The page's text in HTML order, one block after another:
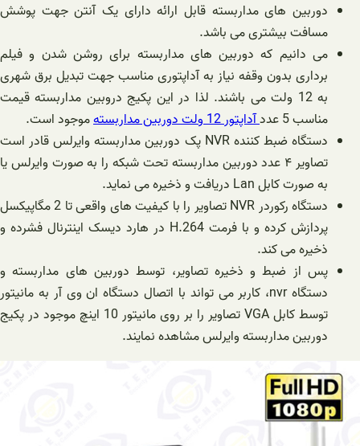
دوربین های مداربسته قابل ارائه دارای یک آنتن جهت پوشش
مسافت بیشتری می باشد.
می دانیم که دوربین های مداربسته برای روشن شدن و فیلم
برداری بدون وقفه نیاز به آداپتوری مناسب جهت تبدیل برق شهری
به 12 ولت می باشند. لذا در این پکیج دروبین مداربسته قیمت
مناسب 5 عدد
آداپتور 12 ولت دوربین مداربسته
موجود است.
دستگاه ضبط کننده NVR پک دوربین مداربسته وایرلس قادر است
تصاویر ۴ عدد دوربین مداربسته تحت شبکه را به صورت وایرلس یا
به صورت کابل Lan دریافت و ذخیره می نماید.
دستگاه رکوردر NVR تصاویر را با کیفیت های واقعی تا 2 مگاپیکسل
پردازش کرده و با فرمت H.264 در هارد دیسک اینترنال فشرده و
ذخیره می کند.
پس از ضبط و ذخیره تصاویر، توسط دوربین های مداربسته و
دستگاه nvr، کاربر می تواند با اتصال دستگاه ان وی آر به مانیتور
توسط کابل VGA تصاویر را بر روی مانیتور 10 اینچ موجود در پکیج
دوربین مداربسته وایرلس مشاهده نمایند.